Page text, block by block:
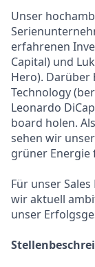
Unser
erfahrenen
Capital) und
Hero). Darüber
Technology
Leonardo
board holen.
sehen wir
grüner Energie
Für unser
wir aktuell
unser